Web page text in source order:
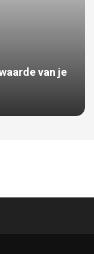
van je